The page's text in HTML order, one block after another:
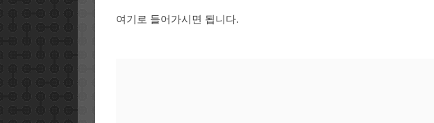
여기로 들어가시면 됩니다.